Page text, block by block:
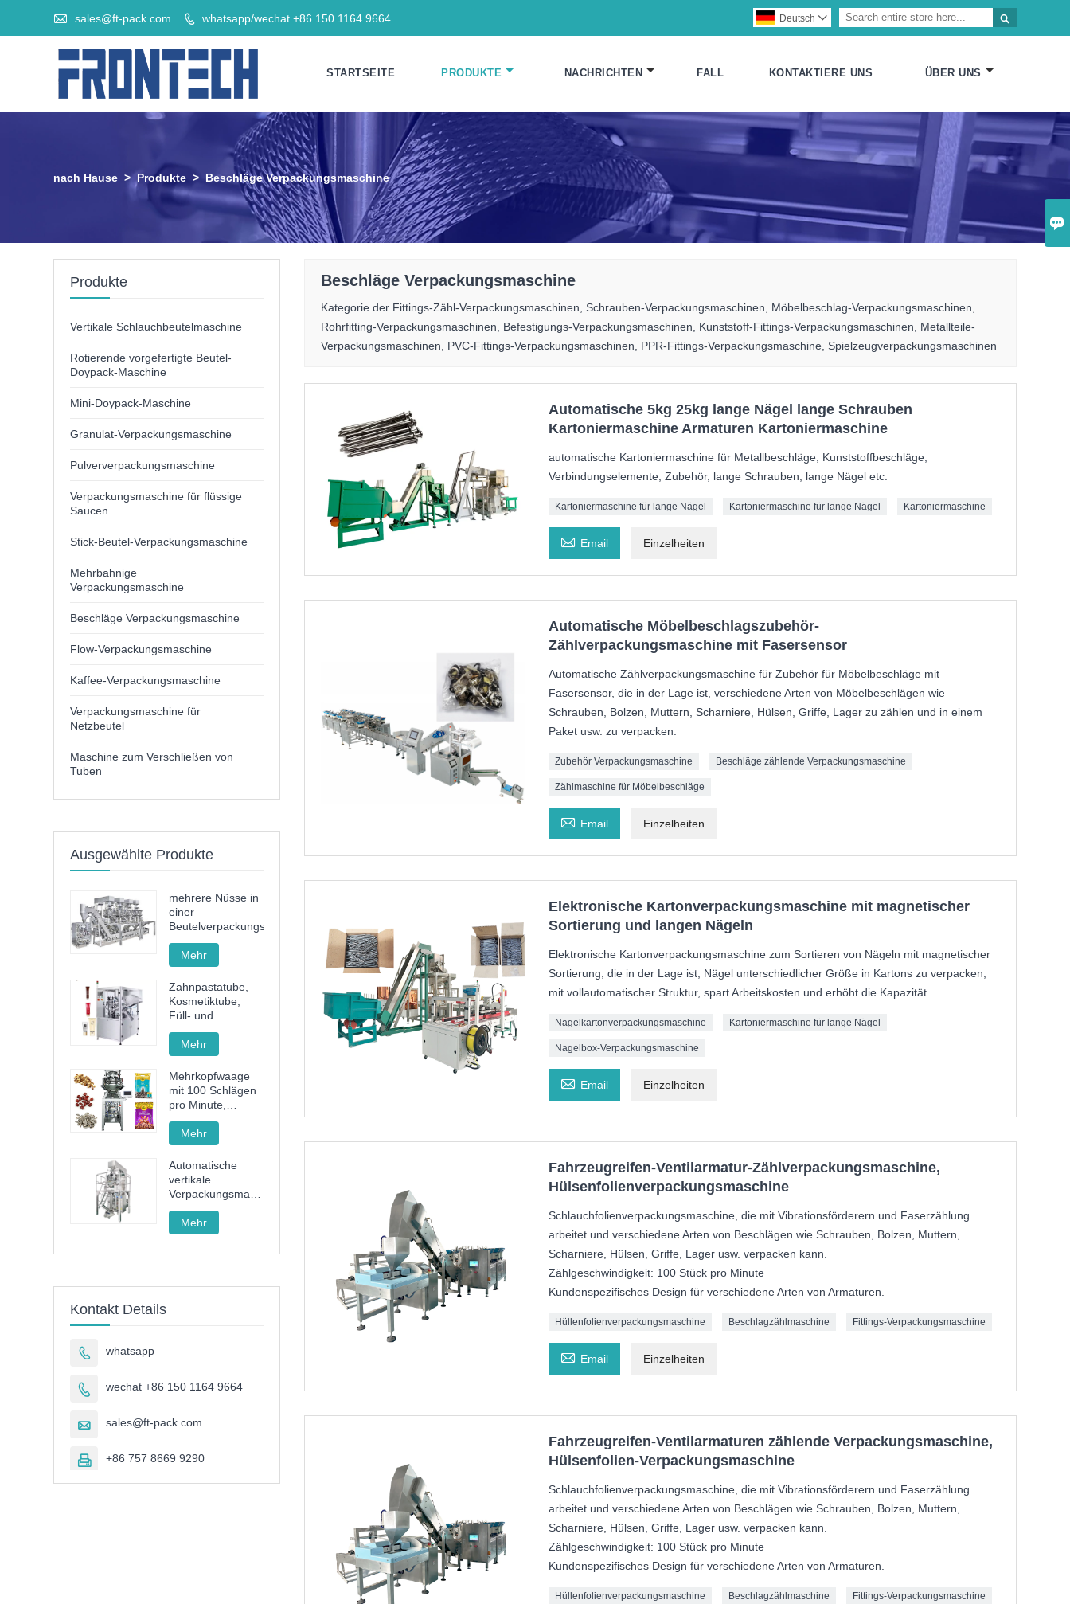

 sales@ft-pack.com  whatsapp/wechat +86 150 1164 9664 
Deutsch 
STARTSEITE PRODUKTE NACHRICHTEN FALL KONTAKTIERE UNS ÜBER UNS
nach Hause > Produkte > Beschläge Verpackungsmaschine
Beschläge Verpackungsmaschine
Kategorie der Fittings-Zähl-Verpackungsmaschinen, Schrauben-Verpackungsmaschinen, Möbelbeschlag-Verpackungsmaschinen,
Rohrfitting-Verpackungsmaschinen, Befestigungs-Verpackungsmaschinen, Kunststoff-Fittings-Verpackungsmaschinen, Metallteile-
Verpackungsmaschinen, PVC-Fittings-Verpackungsmaschinen, PPR-Fittings-Verpackungsmaschine, Spielzeugverpackungsmaschinen
Automatische 5kg 25kg lange Nägel lange Schrauben
Kartoniermaschine Armaturen Kartoniermaschine
automatische Kartoniermaschine für Metallbeschläge, Kunststoffbeschläge,
Verbindungselemente, Zubehör, lange Schrauben, lange Nägel etc.
Kartoniermaschine für lange Nägel Kartoniermaschine für lange Nägel Kartoniermaschine
 Email Einzelheiten
Automatische Möbelbeschlagszubehör-
Zählverpackungsmaschine mit Fasersensor
Automatische Zählverpackungsmaschine für Zubehör für Möbelbeschläge mit
Fasersensor, die in der Lage ist, verschiedene Arten von Möbelbeschlägen wie
Schrauben, Bolzen, Muttern, Scharniere, Hülsen, Griffe, Lager zu zählen und in einem
Paket usw. zu verpacken.
Zubehör Verpackungsmaschine Beschläge zählende Verpackungsmaschine
Zählmaschine für Möbelbeschläge
 Email Einzelheiten
Elektronische Kartonverpackungsmaschine mit magnetischer
Sortierung und langen Nägeln
Elektronische Kartonverpackungsmaschine zum Sortieren von Nägeln mit magnetischer
Sortierung, die in der Lage ist, Nägel unterschiedlicher Größe in Kartons zu verpacken,
mit vollautomatischer Struktur, spart Arbeitskosten und erhöht die Kapazität
Nagelkartonverpackungsmaschine Kartoniermaschine für lange Nägel
Nagelbox-Verpackungsmaschine
 Email Einzelheiten
Fahrzeugreifen-Ventilarmatur-Zählverpackungsmaschine,
Hülsenfolienverpackungsmaschine
Schlauchfolienverpackungsmaschine, die mit Vibrationsförderern und Faserzählung
arbeitet und verschiedene Arten von Beschlägen wie Schrauben, Bolzen, Muttern,
Scharniere, Hülsen, Griffe, Lager usw. verpacken kann.
Zählgeschwindigkeit: 100 Stück pro Minute
Kundenspezifisches Design für verschiedene Arten von Armaturen.
Hüllenfolienverpackungsmaschine Beschlagzählmaschine Fittings-Verpackungsmaschine
 Email Einzelheiten
Fahrzeugreifen-Ventilarmaturen zählende Verpackungsmaschine,
Hülsenfolien-Verpackungsmaschine
Schlauchfolienverpackungsmaschine, die mit Vibrationsförderern und Faserzählung
arbeitet und verschiedene Arten von Beschlägen wie Schrauben, Bolzen, Muttern,
Scharniere, Hülsen, Griffe, Lager usw. verpacken kann.
Zählgeschwindigkeit: 100 Stück pro Minute
Kundenspezifisches Design für verschiedene Arten von Armaturen.
Hüllenfolienverpackungsmaschine Beschlagzählmaschine Fittings-Verpackungsmaschine
Produkte
Vertikale Schlauchbeutelmaschine
Rotierende vorgefertigte Beutel-
Doypack-Maschine
Mini-Doypack-Maschine
Granulat-Verpackungsmaschine
Pulververpackungsmaschine
Verpackungsmaschine für flüssige
Saucen
Stick-Beutel-Verpackungsmaschine
Mehrbahnige
Verpackungsmaschine
Beschläge Verpackungsmaschine
Flow-Verpackungsmaschine
Kaffee-Verpackungsmaschine
Verpackungsmaschine für
Netzbeutel
Maschine zum Verschließen von
Tuben
Ausgewählte Produkte
mehrere Nüsse in
einer
Beutelverpackungsmaschine
Mehr
Zahnpastatube,
Kosmetiktube,
Füll- und
Verschließmaschine,
Füll- und
Verschließmaschine
Mehr
Mehrkopfwaage
mit 100 Schlägen
pro Minute,
Hochgeschwindigkeits-
Granulatverpackungsmaschine
mit
Vollservoantrieb
Mehr
Automatische
vertikale
Verpackungsmaschine
für Pommes-
Frites-Nudeln FT-
520
Mehr
Kontakt Details
 whatsapp
 wechat +86 150 1164 9664
 sales@ft-pack.com
 +86 757 8669 9290